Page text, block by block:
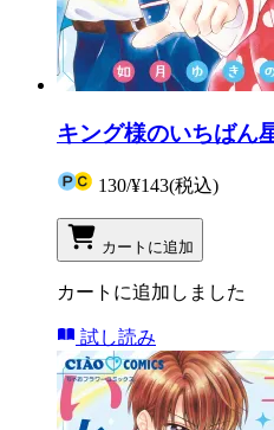
キング様のいちばん
130/¥143(税込)
カートに追加
カートに追加しました
試し読み